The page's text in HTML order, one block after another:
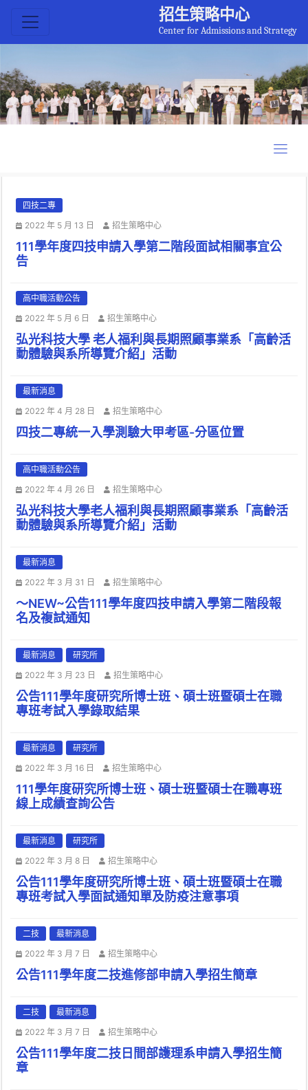
招生策略中心
Center for Admissions and Strategy
四技二專
2022 年 5 月 13 日
招生策略中心
111學年度四技申請入學第二階段面試相關事宜公
告
高中職活動公告
2022 年 5 月 6 日
招生策略中心
弘光科技大學 老人福利與長期照顧事業系「高齡活
動體驗與系所導覽介紹」活動
最新消息
2022 年 4 月 28 日
招生策略中心
四技二專統一入學測驗大甲考區-分區位置
高中職活動公告
2022 年 4 月 26 日
招生策略中心
弘光科技大學老人福利與長期照顧事業系「高齡活
動體驗與系所導覽介紹」活動
最新消息
2022 年 3 月 31 日
招生策略中心
～NEW~公告111學年度四技申請入學第二階段報
名及複試通知
最新消息
研究所
2022 年 3 月 23 日
招生策略中心
公告111學年度研究所博士班、碩士班暨碩士在職
專班考試入學錄取結果
最新消息
研究所
2022 年 3 月 16 日
招生策略中心
111學年度研究所博士班、碩士班暨碩士在職專班
線上成績查詢公告
最新消息
研究所
2022 年 3 月 8 日
招生策略中心
公告111學年度研究所博士班、碩士班暨碩士在職
專班考試入學面試通知單及防疫注意事項
二技
最新消息
2022 年 3 月 7 日
招生策略中心
公告111學年度二技進修部申請入學招生簡章
二技
最新消息
2022 年 3 月 7 日
招生策略中心
公告111學年度二技日間部護理系申請入學招生簡
章